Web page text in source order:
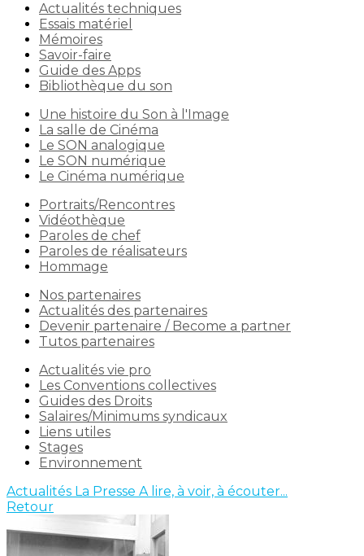
Actualités techniques
Essais matériel
Mémoires
Savoir-faire
Guide des Apps
Bibliothèque du son
Une histoire du Son à l'Image
La salle de Cinéma
Le SON analogique
Le SON numérique
Le Cinéma numérique
Portraits/Rencontres
Vidéothèque
Paroles de chef
Paroles de réalisateurs
Hommage
Nos partenaires
Actualités des partenaires
Devenir partenaire / Become a partner
Tutos partenaires
Actualités vie pro
Les Conventions collectives
Guides des Droits
Salaires/Minimums syndicaux
Liens utiles
Stages
Environnement
Actualités La Presse A lire, à voir, à écouter...
Retour